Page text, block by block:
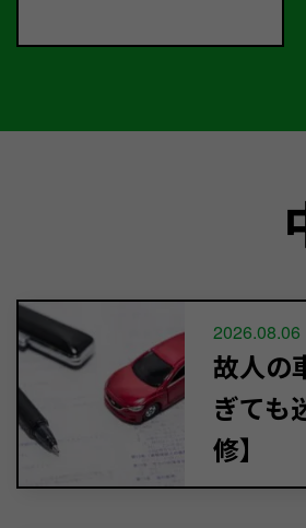
2026.08.06
故人の
ぎても
修】